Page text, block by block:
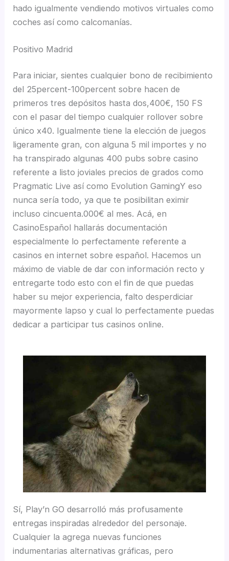
hado igualmente vendiendo motivos virtuales como
coches así­ como calcomanías.
Positivo Madrid
Para iniciar, sientes cualquier bono de recibimiento
del 25percent-100percent sobre hacen de
primeros tres depósitos hasta dos,400€, 150 FS
con el pasar del tiempo cualquier rollover sobre
único x40. Igualmente tiene la elección de juegos
ligeramente gran, con alguna 5 mil importes y no
ha transpirado algunas 400 pubs sobre casino
referente a listo joviales precios de grados como
Pragmatic Live así­ como Evolution GamingY eso
nunca serí­a todo, ya que te posibilitan eximir
incluso cincuenta.000€ al mes. Acá, en
CasinoEspañol hallarás documentación
especialmente lo perfectamente referente a
casinos en internet sobre español. Hacemos un
máximo de viable de dar con información recto y
entregarte todo esto con el fin de que puedas
haber su mejor experiencia, falto desperdiciar
mayormente lapso y cual lo perfectamente puedas
dedicar a participar tus casinos online.
Sí, Play’n GO desarrolló más profusamente
entregas inspiradas alrededor del personaje.
Cualquier la agrega nuevas funciones
indumentarias alternativas gráficas, pero